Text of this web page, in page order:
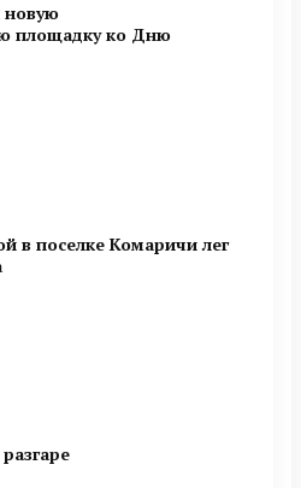
новую
площадку ко Дню
в поселке Комаричи лег